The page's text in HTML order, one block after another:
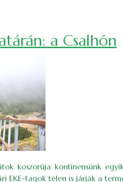
az Őzek völgyébe)
a Csalhón
koszorúja kontinensünk
EKE-tagok télen is járják a